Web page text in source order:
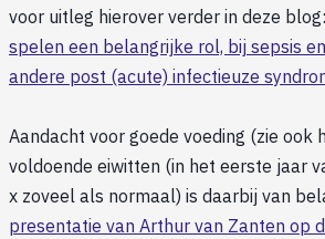
voor uitleg hierover verder in deze blog:
spelen een belangrijke rol, bij sepsis
andere post (acute) infectieuze
Aandacht voor goede voeding (zie ook
voldoende eiwitten (in het eerste jaar
x zoveel als normaal) is daarbij van
presentatie van Arthur van Zanten op